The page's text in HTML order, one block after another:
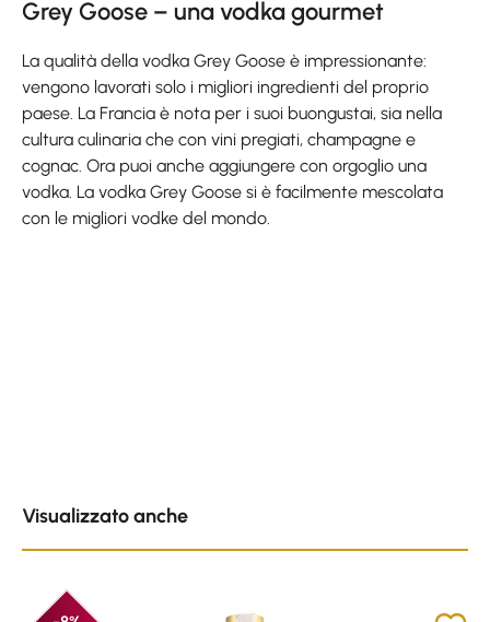
Grey Goose – una vodka gourmet
La qualità della vodka Grey Goose è impressionante:
vengono lavorati solo i migliori ingredienti del proprio
paese. La Francia è nota per i suoi buongustai, sia nella
cultura culinaria che con vini pregiati, champagne e
cognac. Ora puoi anche aggiungere con orgoglio una
vodka. La vodka Grey Goose si è facilmente mescolata
con le migliori vodke del mondo.
Visualizzato anche